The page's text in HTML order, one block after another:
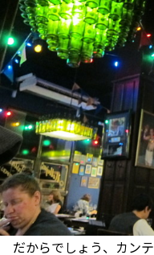
だからでしょう、カン